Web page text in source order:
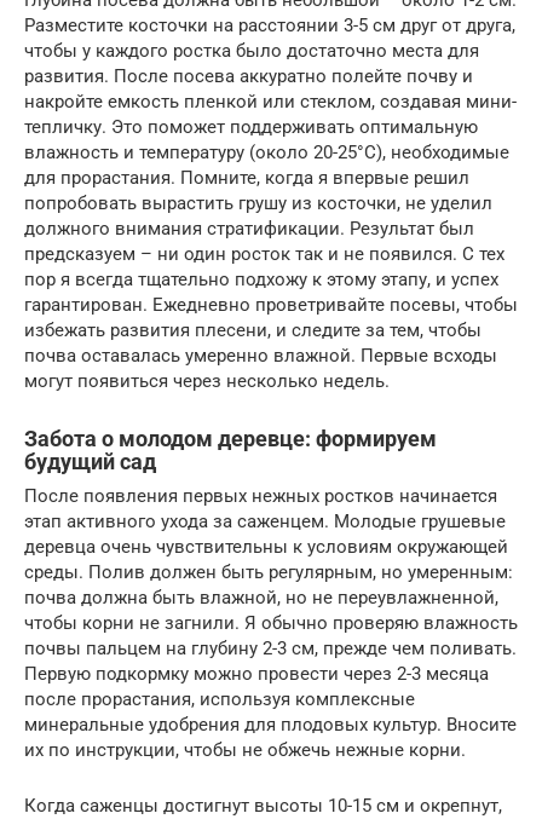
Разместите косточки на расстоянии 3-5 см друг от друга,
чтобы у каждого ростка было достаточно места для
развития. После посева аккуратно полейте почву и
накройте емкость пленкой или стеклом, создавая мини-
тепличку. Это поможет поддерживать оптимальную
влажность и температуру (около 20-25°C), необходимые
для прорастания. Помните, когда я впервые решил
попробовать вырастить грушу из косточки, не уделил
должного внимания стратификации. Результат был
предсказуем – ни один росток так и не появился. С тех
пор я всегда тщательно подхожу к этому этапу, и успех
гарантирован. Ежедневно проветривайте посевы, чтобы
избежать развития плесени, и следите за тем, чтобы
почва оставалась умеренно влажной. Первые всходы
могут появиться через несколько недель.
Забота о молодом деревце: формируем
будущий сад
После появления первых нежных ростков начинается
этап активного ухода за саженцем. Молодые грушевые
деревца очень чувствительны к условиям окружающей
среды. Полив должен быть регулярным, но умеренным:
почва должна быть влажной, но не переувлажненной,
чтобы корни не загнили. Я обычно проверяю влажность
почвы пальцем на глубину 2-3 см, прежде чем поливать.
Первую подкормку можно провести через 2-3 месяца
после прорастания, используя комплексные
минеральные удобрения для плодовых культур. Вносите
их по инструкции, чтобы не обжечь нежные корни.
Когда саженцы достигнут высоты 10-15 см и окрепнут,